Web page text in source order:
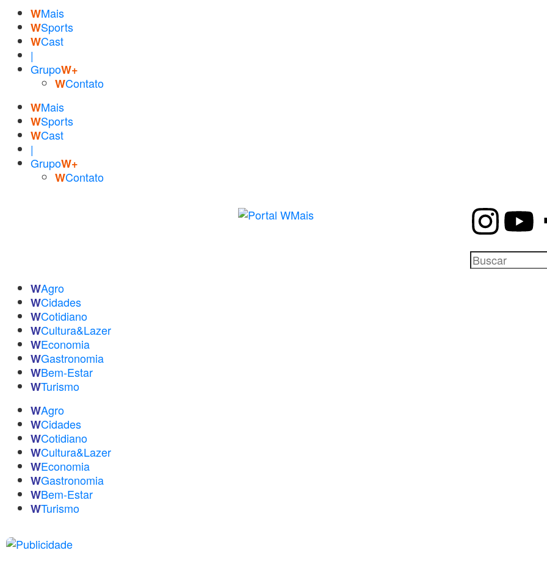
WMais
WSports
WCast
|
GrupoW+
WContato
WMais
WSports
WCast
|
GrupoW+
WContato
WAgro
WCidades
WCotidiano
WCultura&Lazer
WEconomia
WGastronomia
WBem-Estar
WTurismo
WAgro
WCidades
WCotidiano
WCultura&Lazer
WEconomia
WGastronomia
WBem-Estar
WTurismo